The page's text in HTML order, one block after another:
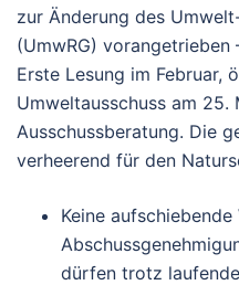
zur Änderung des
(UmwRG) vorangetrieben
Erste Lesung im Februar,
Umweltausschuss am
Ausschussberatung. Die
verheerend für den
Keine aufschiebende
dürfen trotz